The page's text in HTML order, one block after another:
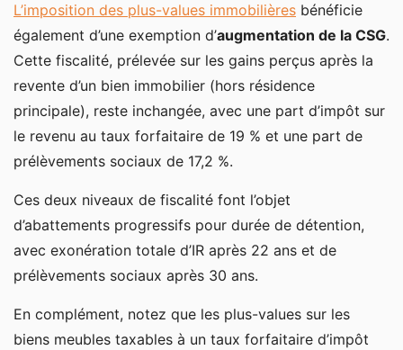
L’imposition des plus-values immobilières bénéficie
également d’une exemption d’augmentation de la CSG.
Cette fiscalité, prélevée sur les gains perçus après la
revente d’un bien immobilier (hors résidence
principale), reste inchangée, avec une part d’impôt sur
le revenu au taux forfaitaire de 19 % et une part de
prélèvements sociaux de 17,2 %.
Ces deux niveaux de fiscalité font l’objet
d’abattements progressifs pour durée de détention,
avec exonération totale d’IR après 22 ans et de
prélèvements sociaux après 30 ans.
En complément, notez que les plus-values sur les
biens meubles taxables à un taux forfaitaire d’impôt